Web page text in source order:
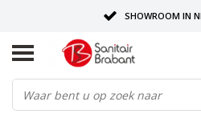
SHOWROOM IN
BEZORGING OP
LEVERING EN